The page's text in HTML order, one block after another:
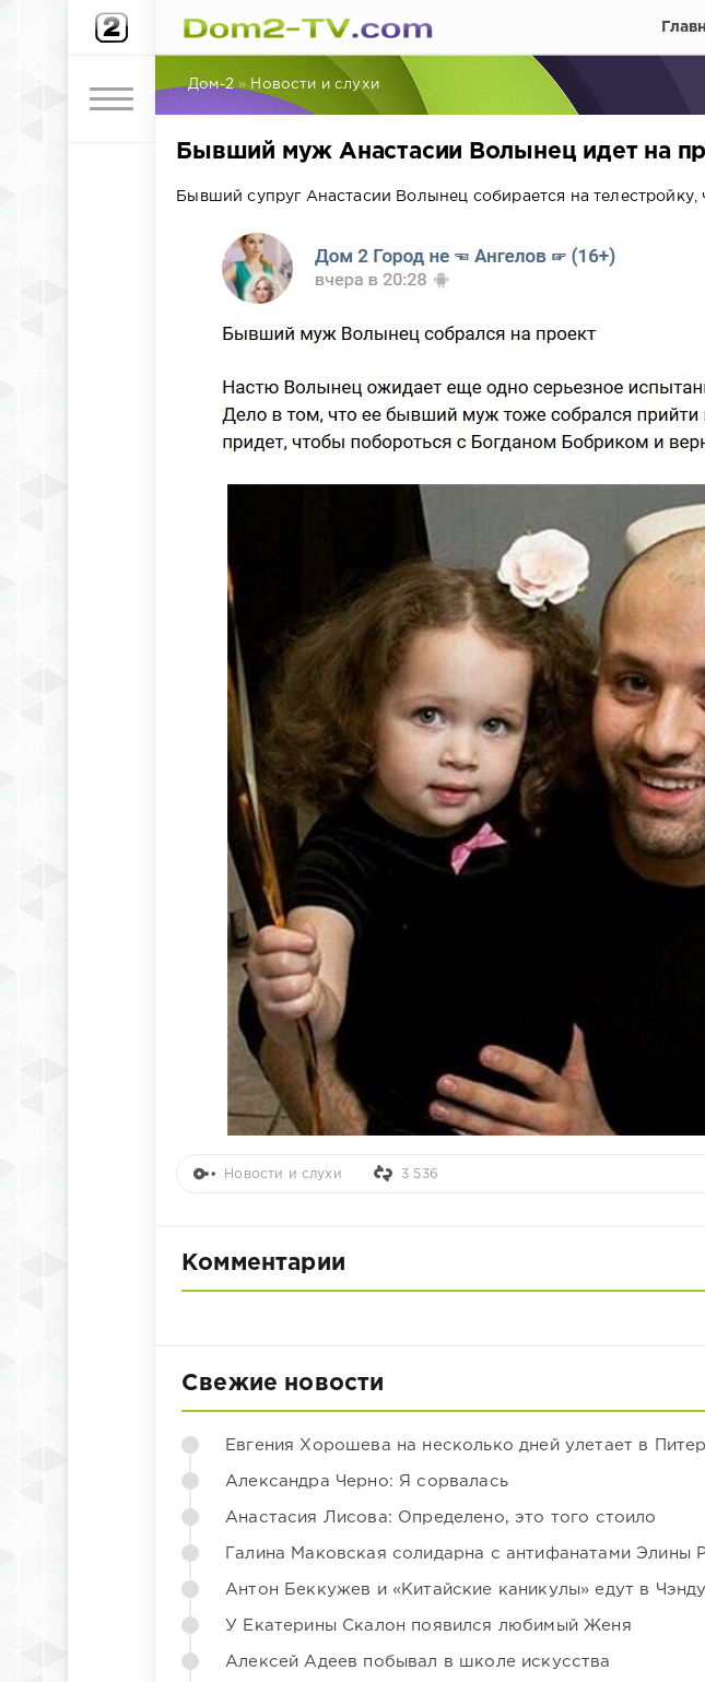
Дом-2 » Новости и слухи
Бывший муж Анастасии Волынец идет на
Бывший супруг Анастасии Волынец собирается на телестройку,
Новости и слухи 3 536
Комментарии
Свежие новости
Евгения Хорошева на несколько дней улетает в Питер
Александра Черно: Я сорвалась
Анастасия Лисова: Определено, это того стоило
Галина Маковская солидарна с антифанатами Элины
Антон Беккужев и «Китайские каникулы» едут в Чэнду
У Екатерины Скалон появился любимый Женя
Алексей Адеев побывал в школе искусства